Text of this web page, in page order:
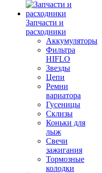
Запчасти и
расходники
Аккумуляторы
Фильтра
HIFLO
Звезды
Цепи
Ремни
вариатора
Гусеницы
Склизы
Коньки для
лыж
Свечи
зажигания
Тормозные
колодки